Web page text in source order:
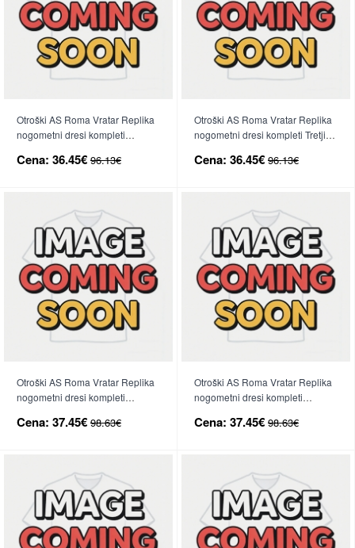
Otroški AS Roma Vratar Replika
nogometni dresi kompleti
(+ hlače)
Cena: 36.45€ 96.13€
Otroški AS Roma Vratar Replika
nogometni dresi kompleti Tretji
Cena: 36.45€ 96.13€
Otroški AS Roma Vratar Replika
nogometni dresi kompleti
hlače)
Cena: 37.45€ 98.63€
Otroški AS Roma Vratar Replika
nogometni dresi kompleti
(+ hlače)
Cena: 37.45€ 98.63€